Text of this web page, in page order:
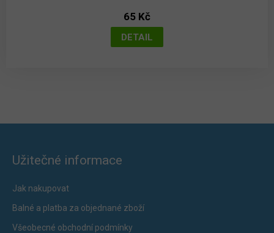
65 Kč
Užitečné informace
Jak nakupovat
Balné a platba za objednané zboží
Všeobecné obchodní podmínky